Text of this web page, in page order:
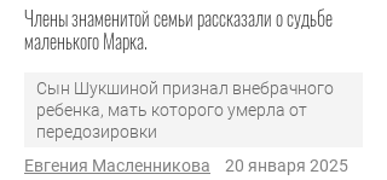
Члены знаменитой семьи рассказали о судьбе
маленького Марка.
Сын Шукшиной признал внебрачного
ребенка, мать которого умерла от
передозировки
Евгения Масленникова
20 января 2025